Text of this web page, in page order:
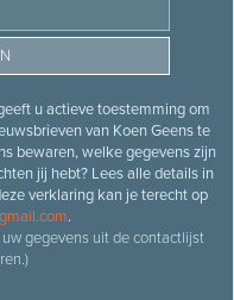
u actieve toestemming om
van Koen Geens te
bewaren, welke gegevens zijn
jij hebt? Lees alle details in
verklaring kan je terecht op
.
gegevens uit de contactlijst